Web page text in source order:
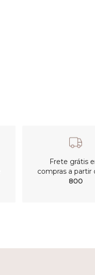
Frete grátis
compras a partir
800